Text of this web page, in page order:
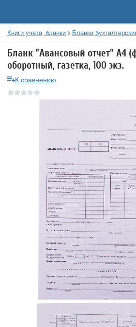
Книги учета, бланки Бланки
Бланк "Авансовый отчет" А4
оборотный, газетка, 100 экз.
К сравнению